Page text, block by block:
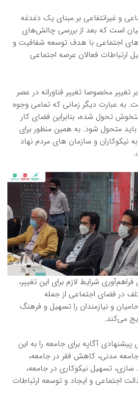
و غیرانتفاعی بر مبنای یک دغدغه
است که بعد از بررسی چالش‌های
اجتماعی با هدف توسعه شفافیت و
ارتباطات فعالان عرصه اجتماعی
تغییر مخصوصا تغییر فناورانه در عصر
به عبارت دیگر زمانی که تمامی وجوه
تحول شده، بنابراین فضای کار
باید متحول شود. به همین منظور برای
نیکوکاران و سازمان های مردم نهاد
شرایط لازم برای این تغییر،
در فضای اجتماعی از جمله
و نیازمندان را تسهیل و فرهنگ
می‌کند.
پیشنهادی آگاپه برای جامعه را به این
مدنی، کاهش فقر در جامعه،
تسهیل نیکوکاری در جامعه،
اجتماعی و ایجاد و توسعه ارتباطات